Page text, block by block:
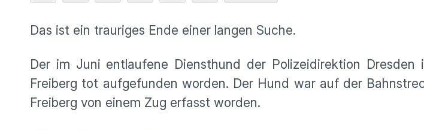
Das ist ein trauriges Ende einer langen Suche.
Der im Juni entlaufene Diensthund der Polizeidirektion Dresden
Freiberg tot aufgefunden worden. Der Hund war auf der
Freiberg von einem Zug erfasst worden.